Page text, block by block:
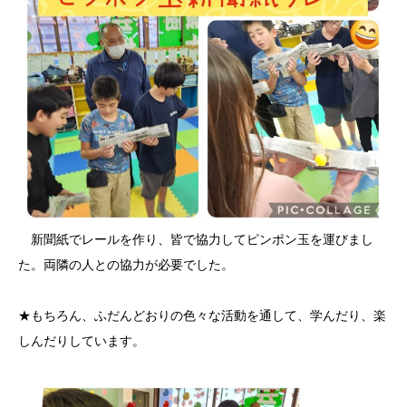
新聞紙でレールを作り、皆で協力してピンポン玉を運びまし
た。両隣の人との協力が必要でした。
★もちろん、ふだんどおりの色々な活動を通して、学んだり、楽
しんだりしています。